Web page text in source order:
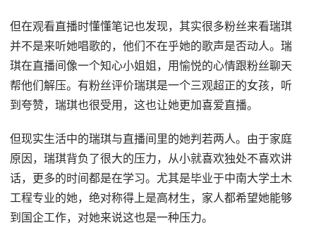
但在观看直播时懂懂笔记也发现，其实很多粉丝来看瑞琪
并不是来听她唱歌的，他们不在乎她的歌声是否动人。瑞
琪在直播间像一个知心小姐姐，用愉悦的心情跟粉丝聊天
帮他们解压。有粉丝评价瑞琪是一个三观超正的女孩，听
到夸赞，瑞琪也很受用，这也让她更加喜爱直播。
但现实生活中的瑞琪与直播间里的她判若两人。由于家庭
原因，瑞琪背负了很大的压力，从小就喜欢独处不喜欢讲
话，更多的时间都是在学习。尤其是毕业于中南大学土木
工程专业的她，绝对称得上是高材生，家人都希望她能够
到国企工作，对她来说这也是一种压力。